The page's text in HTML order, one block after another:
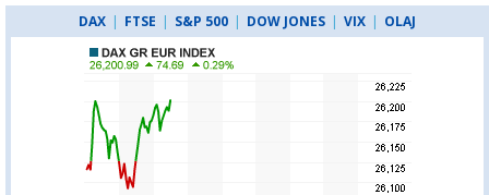
DAX | FTSE | S&P 500 | DOW JONES | VIX | OLAJ